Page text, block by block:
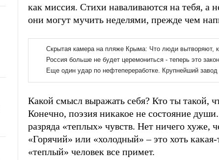
как миссия. Стихи наваливаются на тебя, а
они могут мучить неделями, прежде чем
Какой смысл выражать себя? Кто ты такой,
Конечно, поэзия никакое не состояние
разряда «теплых» чувств. Нет ничего хуже,
«Горячий» или «холодный» – это хоть
«теплый» человек все примет.